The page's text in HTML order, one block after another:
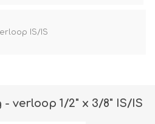
IS/IS
verloop 1/2" x 3/8" IS/IS